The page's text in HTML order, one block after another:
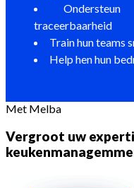
traceerbaarheid
Train hun teams
Help hen hun
Met Melba
Vergroot uw